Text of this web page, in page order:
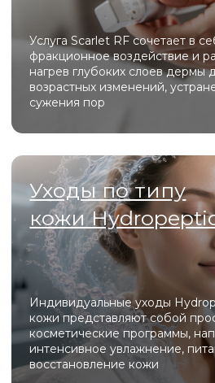
Комфортные, хорошо
кабинеты
Официальные лицензии и
сертификаты для
оборудования
Самые безопасные инъекционные
Эффективные лазерные
для коррекции шрамов, рубцов,
возрастных изменений